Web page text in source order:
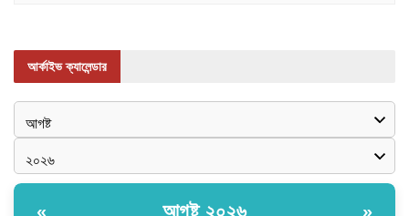
আর্কাইভ ক্যালেন্ডার
« আগষ্ট ২০২৬ »